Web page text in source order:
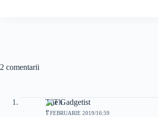
2 comentarii
The Gadgetist
1 FEBRUARIE 2019/16:59